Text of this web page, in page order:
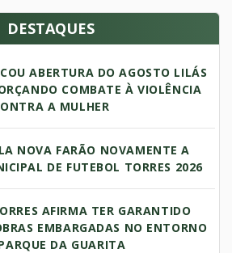
DESTAQUES
ABERTURA DO AGOSTO LILÁS
COMBATE À VIOLÊNCIA
A MULHER
NOVA FARÃO NOVAMENTE A
DE FUTEBOL TORRES 2026
AFIRMA TER GARANTIDO
EMBARGADAS NO ENTORNO
DA GUARITA